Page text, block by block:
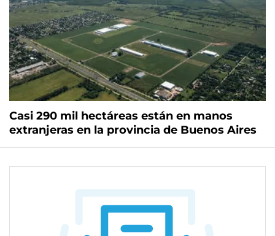
Casi 290 mil hectáreas están en manos
extranjeras en la provincia de Buenos Aires